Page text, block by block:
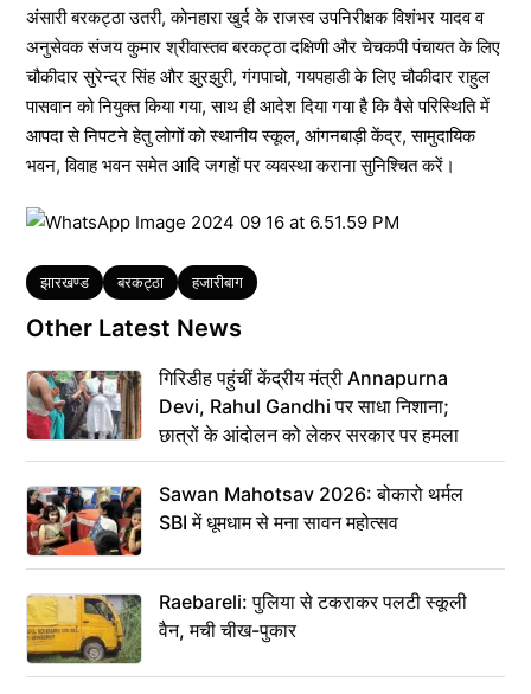
अंसारी बरकट्ठा उतरी, कोनहारा खुर्द के राजस्व उपनिरीक्षक विशंभर यादव व
अनुसेवक संजय कुमार श्रीवास्तव बरकट्ठा दक्षिणी और चेचकपी पंचायत के लिए
चौकीदार सुरेन्द्र सिंह और झुरझुरी, गंगपाचो, गयपहाडी के लिए चौकीदार राहुल
पासवान को नियुक्त किया गया, साथ ही आदेश दिया गया है कि वैसे परिस्थिति में
आपदा से निपटने हेतु लोगों को स्थानीय स्कूल, आंगनबाड़ी केंद्र, सामुदायिक
भवन, विवाह भवन समेत आदि जगहों पर व्यवस्था कराना सुनिश्चित करें।
Tags
झारखण्ड बरकट्ठा हजारीबाग
Other Latest News
गिरिडीह पहुंचीं केंद्रीय मंत्री Annapurna
Devi, Rahul Gandhi पर साधा निशाना;
छात्रों के आंदोलन को लेकर सरकार पर हमला
Sawan Mahotsav 2026: बोकारो थर्मल
SBI में धूमधाम से मना सावन महोत्सव
Raebareli: पुलिया से टकराकर पलटी स्कूली
वैन, मची चीख-पुकार